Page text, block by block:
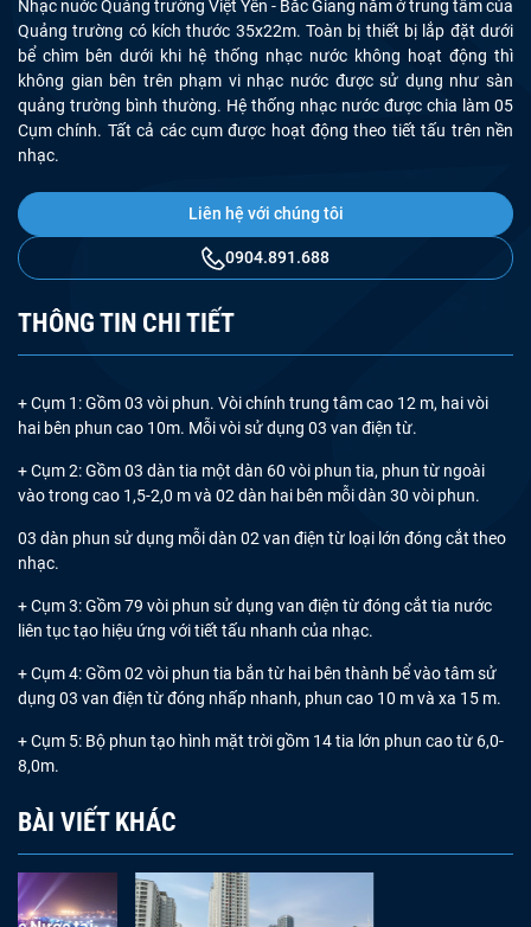
Nhạc nuớc Quảng trường Việt Yên - Bắc Giang nằm ở trung tâm của
Quảng trường có kích thước 35x22m. Toàn bị thiết bị lắp đặt dưới
bể chìm bên dưới khi hệ thống nhạc nước không hoạt động thì
không gian bên trên phạm vi nhạc nước được sử dụng như sàn
quảng trường bình thường. Hệ thống nhạc nước được chia làm 05
Cụm chính. Tất cả các cụm được hoạt động theo tiết tấu trên nền
nhạc.
Liên hệ với chúng tôi
0904.891.688
THÔNG TIN CHI TIẾT
+ Cụm 1: Gồm 03 vòi phun. Vòi chính trung tâm cao 12 m, hai vòi
hai bên phun cao 10m. Mỗi vòi sử dụng 03 van điện từ.
+ Cụm 2: Gồm 03 dàn tia một dàn 60 vòi phun tia, phun từ ngoài
vào trong cao 1,5-2,0 m và 02 dàn hai bên mỗi dàn 30 vòi phun.
03 dàn phun sử dụng mỗi dàn 02 van điện từ loại lớn đóng cắt theo
nhạc.
+ Cụm 3: Gồm 79 vòi phun sử dụng van điện từ đóng cắt tia nước
liên tục tạo hiệu ứng với tiết tấu nhanh của nhạc.
+ Cụm 4: Gồm 02 vòi phun tia bắn từ hai bên thành bể vào tâm sử
dụng 03 van điện từ đóng nhấp nhanh, phun cao 10 m và xa 15 m.
+ Cụm 5: Bộ phun tạo hình mặt trời gồm 14 tia lớn phun cao từ 6,0-
8,0m.
BÀI VIẾT KHÁC